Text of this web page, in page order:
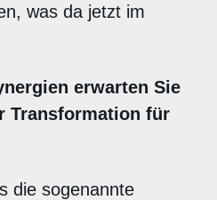
was da jetzt im
erwarten Sie
Transformation für
die sogenannte